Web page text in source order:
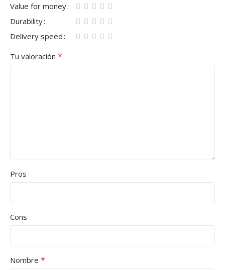
Value for money
Durability
Delivery speed
Tu valoración *
Pros
Cons
Nombre *